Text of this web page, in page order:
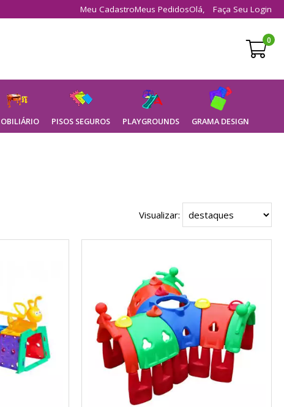
Meu CadastroMeus PedidosOlá, Faça Seu Login
PISOS SEGUROS PLAYGROUNDS GRAMA DESIGN
0
Visualizar: